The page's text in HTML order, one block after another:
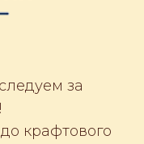
за
крафтового